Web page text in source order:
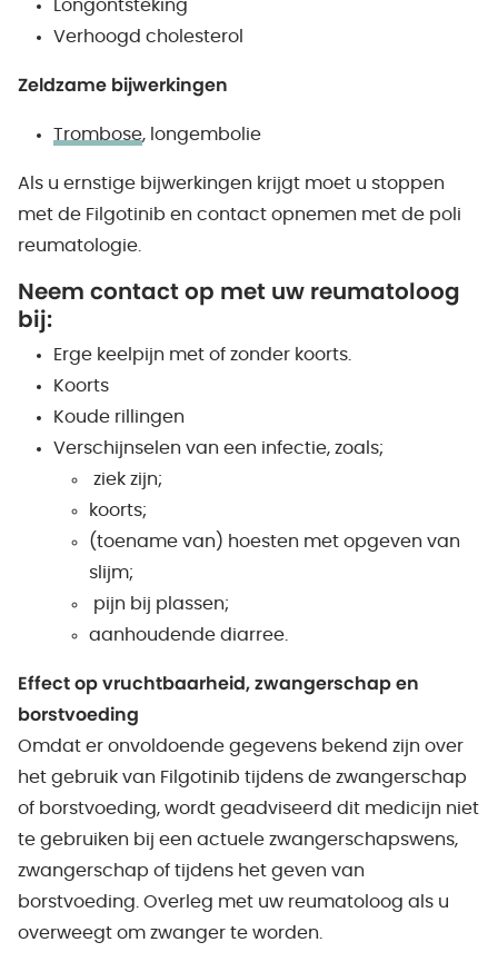
Longontsteking
Verhoogd cholesterol
Zeldzame bijwerkingen
Trombose, longembolie
Als u ernstige bijwerkingen krijgt moet u stoppen
met de Filgotinib en contact opnemen met de poli
reumatologie.
Neem contact op met uw reumatoloog
bij:
Erge keelpijn met of zonder koorts.
Koorts
Koude rillingen
Verschijnselen van een infectie, zoals;
ziek zijn;
koorts;
(toename van) hoesten met opgeven van
slijm;
pijn bij plassen;
aanhoudende diarree.
Effect op vruchtbaarheid, zwangerschap en
borstvoeding
Omdat er onvoldoende gegevens bekend zijn over
het gebruik van Filgotinib tijdens de zwangerschap
of borstvoeding, wordt geadviseerd dit medicijn niet
te gebruiken bij een actuele zwangerschapswens,
zwangerschap of tijdens het geven van
borstvoeding. Overleg met uw reumatoloog als u
overweegt om zwanger te worden.